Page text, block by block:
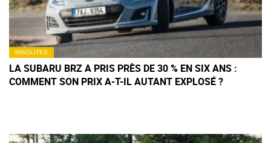
INSOLITES
LA SUBARU BRZ A PRIS PRÈS DE 30 % EN SIX ANS :
COMMENT SON PRIX A-T-IL AUTANT EXPLOSÉ ?